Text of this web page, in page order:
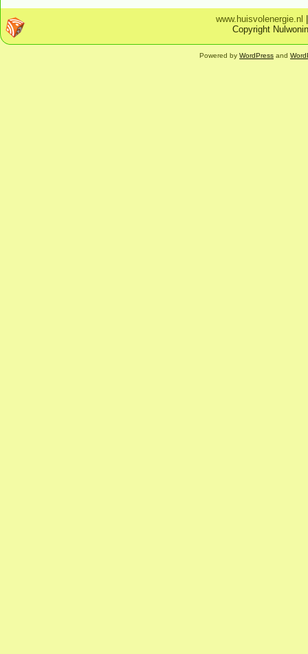
www.huisvolenergie.nl
Copyright
Powered by WordPress and